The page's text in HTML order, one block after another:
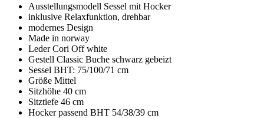
Ausstellungsmodell Sessel mit Hocker
inklusive Relaxfunktion, drehbar
modernes Design
Made in norway
Leder Cori Off white
Gestell Classic Buche schwarz gebeizt
Sessel BHT: 75/100/71 cm
Größe Mittel
Sitzhöhe 40 cm
Sitztiefe 46 cm
Hocker passend BHT 54/38/39 cm